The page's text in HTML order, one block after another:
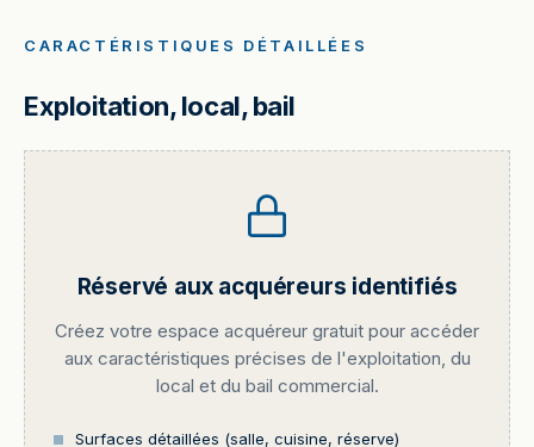
CARACTÉRISTIQUES DÉTAILLÉES
Exploitation, local, bail
Réservé aux acquéreurs identifiés
Créez votre espace acquéreur gratuit pour accéder
aux caractéristiques précises de l'exploitation, du
local et du bail commercial.
Surfaces détaillées (salle, cuisine, réserve)